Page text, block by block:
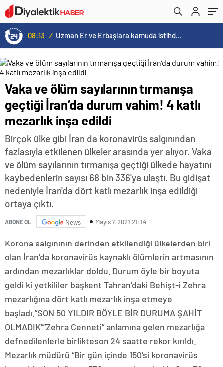
08:13 / Uzman Er ve Erbaşlara kamuda istihdam dönemi
edildi
Vaka ve ölüm sayılarının tırmanışa
geçtiği İran’da durum vahim! 4 katlı
mezarlık inşa edildi
Birçok ülke gibi İran da koronavirüs salgınından
fazlasıyla etkilenen ülkeler arasında yer alıyor. Vaka
ve ölüm sayılarının tırmanışa geçtiği ülkede hayatını
kaybedenlerin sayısı 68 bin 336'ya ulaştı. Bu gidişat
nedeniyle İran'da dört katlı mezarlık inşa edildiği
ortaya çıktı.
ABONE OL News Mayıs 7, 2021 21:14
Korona salgınının derinden etkilendiği ülkelerden biri
olan İran’da koronavirüs kaynaklı ölümlerin artmasının
ardından mezarlıklar doldu. Durum öyle bir boyuta
geldi ki yetkililer başkent Tahran’daki Behişt-i Zehra
mezarlığına dört katlı mezarlık inşa etmeye
başladı.”SON 50 YILDIR BÖYLE BİR DURUMA ŞAHİT
OLMADIK””Zehra Cenneti” anlamına gelen mezarlığa
defnedilenlerle birlikteson 24 saatte rekor kırıldı.
Mezarlık müdürü “Bir gün içinde 150’si koronavirüs
bu olur muydu?”